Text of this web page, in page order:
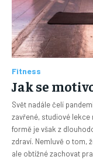
Fitness
Jak se
Svět nadále čelí
zavřené, studiové
formě je však z
zdraví. Nemluvě o tom,
ale obtížné zachovat